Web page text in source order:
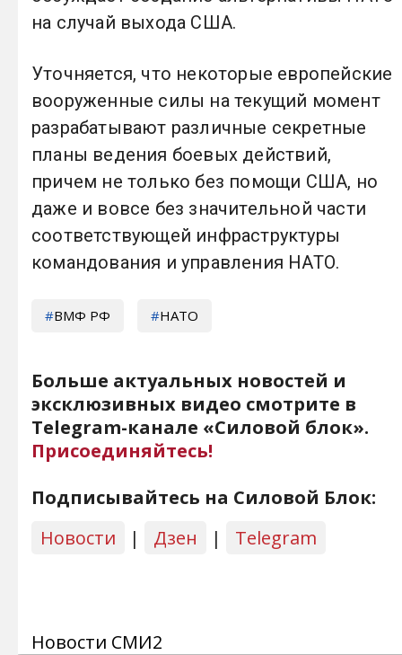
на случай выхода США.
Уточняется, что некоторые европейские
вооруженные силы на текущий момент
разрабатывают различные секретные
планы ведения боевых действий,
причем не только без помощи США, но
даже и вовсе без значительной части
соответствующей инфраструктуры
командования и управления НАТО.
ВМФ РФ НАТО
Больше актуальных новостей и
эксклюзивных видео смотрите в
Telegram-канале «Силовой блок».
Присоединяйтесь!
Подписывайтесь на Силовой Блок:
Новости
| Дзен | Telegram
Новости СМИ2